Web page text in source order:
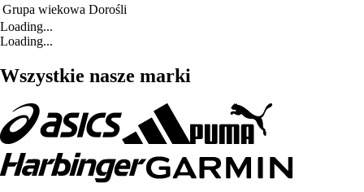
Grupa wiekowa Dorośli
Loading...
Loading...
Wszystkie nasze marki